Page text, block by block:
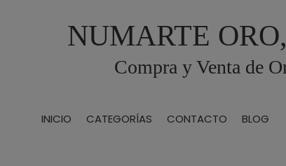
NUMARTE
Compra y Venta de
INICIO CATEGORÍAS CONTACTO BLOG